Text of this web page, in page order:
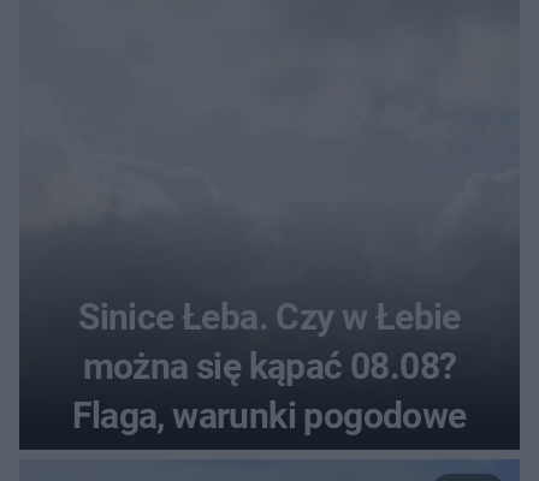
Sinice Łeba. Czy w Łebie
można się kąpać 08.08?
Flaga, warunki pogodowe